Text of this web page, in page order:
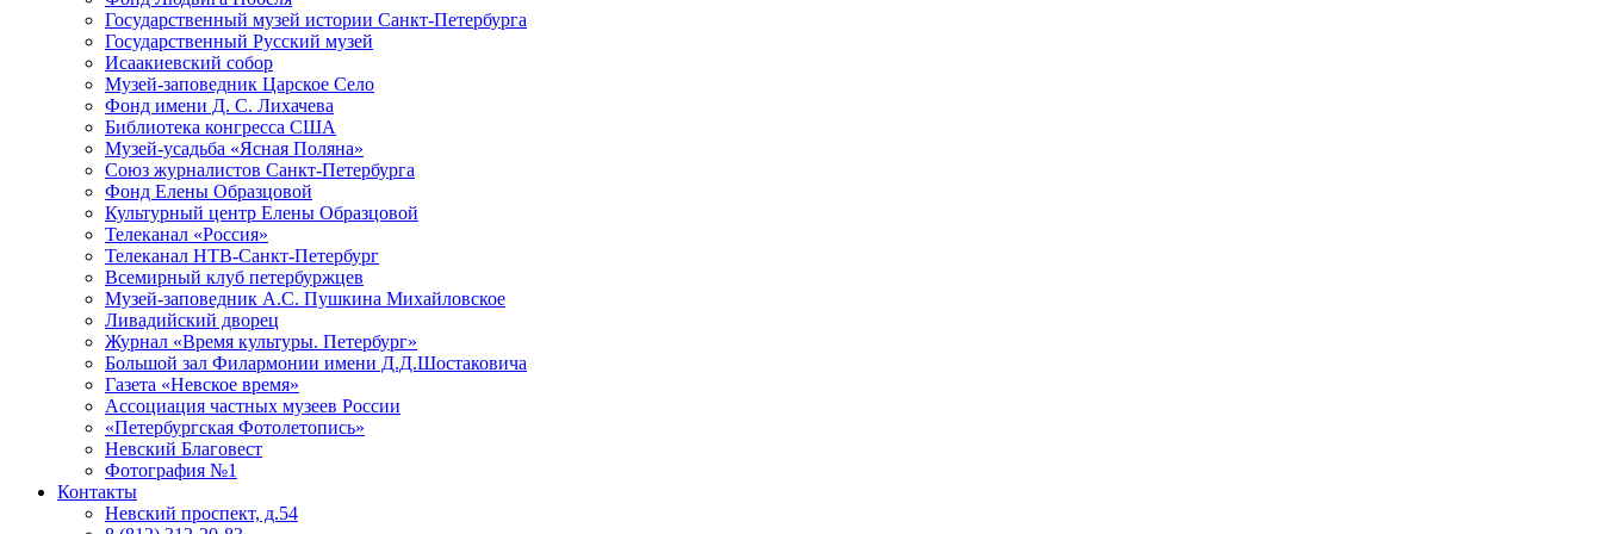
Государственный музей истории Санкт-Петербурга
Государственный Русский музей
Исаакиевский собор
Музей-заповедник Царское Село
Фонд имени Д. С. Лихачева
Библиотека конгресса США
Музей-усадьба «Ясная Поляна»
Союз журналистов Санкт-Петербурга
Фонд Елены Образцовой
Культурный центр Елены Образцовой
Телеканал «Россия»
Телеканал НТВ-Санкт-Петербург
Всемирный клуб петербуржцев
Музей-заповедник А.С. Пушкина Михайловское
Ливадийский дворец
Журнал «Время культуры. Петербург»
Большой зал Филармонии имени Д.Д.Шостаковича
Газета «Невское время»
Ассоциация частных музеев России
«Петербургская Фотолетопись»
Невский Благовест
Фотография №1
Контакты
Невский проспект, д.54